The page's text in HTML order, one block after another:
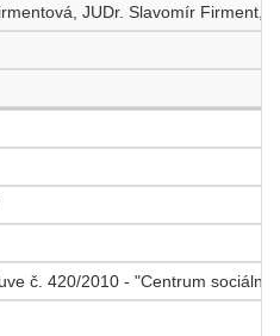
JUDr. Slavomír Firment,
č. 420/2010 - "Centrum